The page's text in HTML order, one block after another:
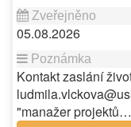
05.08.2026
Kontakt zaslání
"manažer projektů…